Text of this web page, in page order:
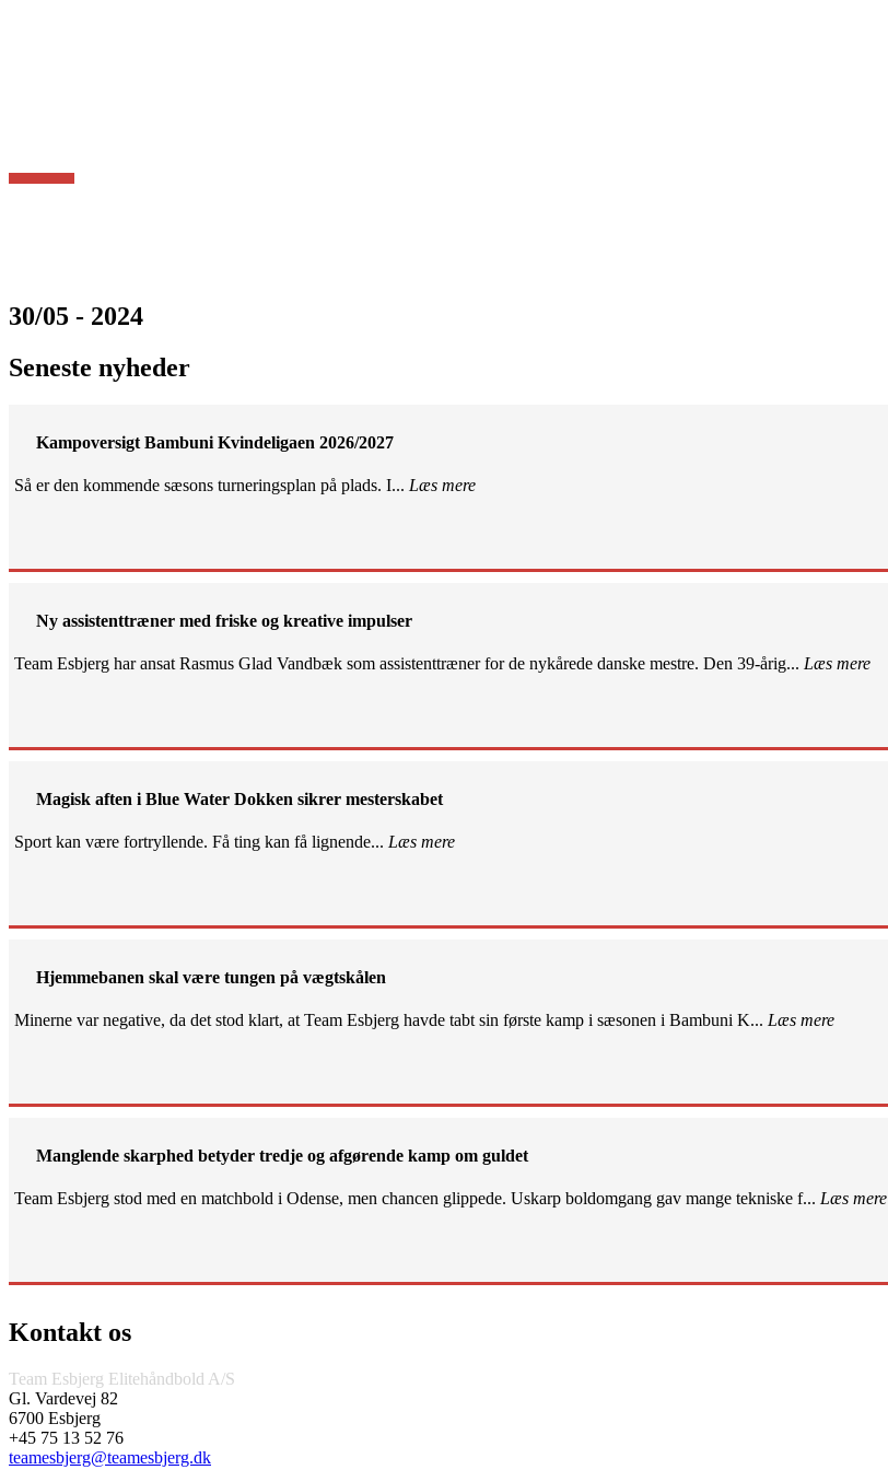
30/05 - 2024
Seneste nyheder
Kampoversigt Bambuni Kvindeligaen 2026/2027
Så er den kommende sæsons turneringsplan på plads. I... Læs mere
Ny assistenttræner med friske og kreative impulser
Team Esbjerg har ansat Rasmus Glad Vandbæk som assistenttræner for de nykårede danske mestre. Den 39-årig... Læs mere
Magisk aften i Blue Water Dokken sikrer mesterskabet
Sport kan være fortryllende. Få ting kan få lignende... Læs mere
Hjemmebanen skal være tungen på vægtskålen
Minerne var negative, da det stod klart, at Team Esbjerg havde tabt sin første kamp i sæsonen i Bambuni K... Læs mere
Manglende skarphed betyder tredje og afgørende kamp om guldet
Team Esbjerg stod med en matchbold i Odense, men chancen glippede. Uskarp boldomgang gav mange tekniske f... Læs mere
Kontakt os
Team Esbjerg Elitehåndbold A/S
Gl. Vardevej 82
6700 Esbjerg
+45 75 13 52 76
teamesbjerg@teamesbjerg.dk